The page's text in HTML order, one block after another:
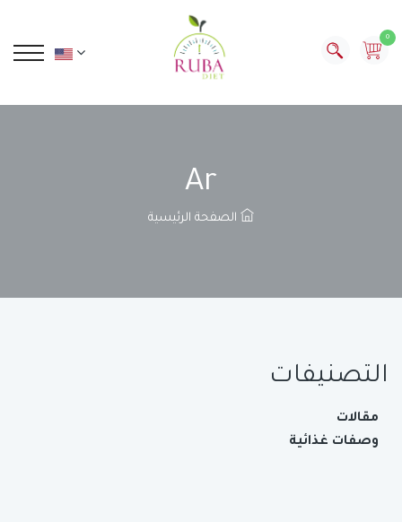
0
Ar
الصفحة الرئيسية
التصنيفات
مقالات
وصفات غذائية